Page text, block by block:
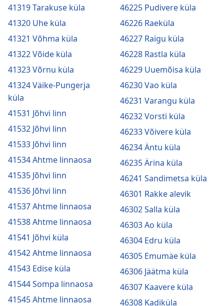
41319 Tarakuse küla
41320 Uhe küla
41321 Võhma küla
41322 Võide küla
41323 Võrnu küla
41324 Väike-Pungerja
küla
41531 Jõhvi linn
41532 Jõhvi linn
41533 Jõhvi linn
41534 Ahtme linnaosa
41535 Jõhvi linn
41536 Jõhvi linn
41537 Ahtme linnaosa
41538 Ahtme linnaosa
41541 Jõhvi küla
41542 Ahtme linnaosa
41543 Edise küla
41544 Sompa linnaosa
41545 Ahtme linnaosa
46225 Pudivere küla
46226 Raeküla
46227 Raigu küla
46228 Rastla küla
46229 Uuemõisa küla
46230 Vao küla
46231 Varangu küla
46232 Vorsti küla
46233 Võivere küla
46234 Äntu küla
46235 Ärina küla
46241 Sandimetsa küla
46301 Rakke alevik
46302 Salla küla
46303 Ao küla
46304 Edru küla
46305 Emumäe küla
46306 Jäätma küla
46307 Kaavere küla
46308 Kadiküla